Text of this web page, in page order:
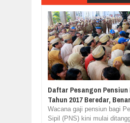
Daftar Pesangon Pensiun
Tahun 2017 Beredar,
Wacana gaji pensiun bagi
Sipil (PNS) kini mulai